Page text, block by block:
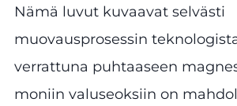
Nämä luvut kuvaavat selvästi
muovausprosessin
verrattuna puhtaaseen
moniin valuseoksiin on